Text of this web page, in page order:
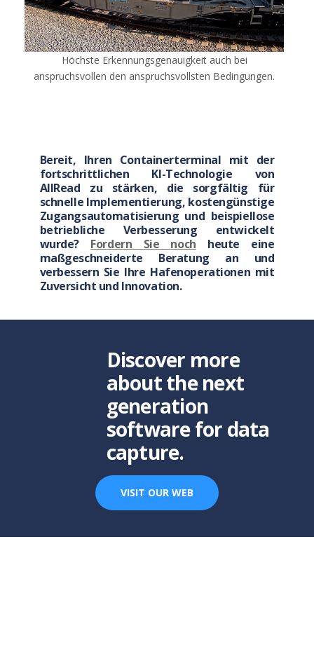
Höchste Erkennungsgenauigkeit auch bei
anspruchsvollen den anspruchsvollsten Bedingungen.
Bereit, Ihren Containerterminal mit der
fortschrittlichen KI-Technologie
von
AllRead
zu stärken, die sorgfältig
für
schnelle Implementierung, kostengünstige
Zugangsautomatisierung und beispiellose
betriebliche
Verbesserung
entwickelt
wurde? Fordern Sie noch heute
eine
maßgeschneiderte
Beratung an
und
verbessern Sie Ihre Hafenoperationen mit
Zuversicht und Innovation.
Discover more
about the next
generation
software for data
capture.
VISIT OUR WEB